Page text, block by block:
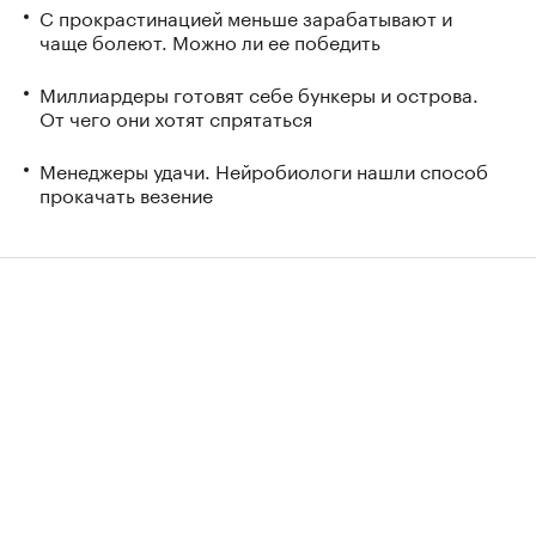
С прокрастинацией меньше зарабатывают и
чаще болеют. Можно ли ее победить
Миллиардеры готовят себе бункеры и острова.
От чего они хотят спрятаться
Менеджеры удачи. Нейробиологи нашли способ
прокачать везение